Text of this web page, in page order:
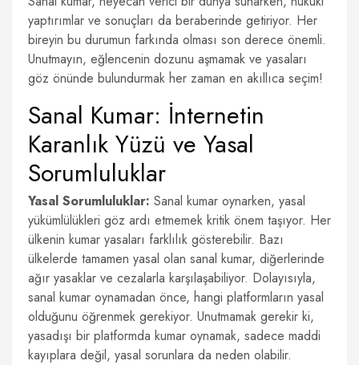
yaptırımlar ve sonuçları da beraberinde getiriyor. Her
bireyin bu durumun farkında olması son derece önemli.
Unutmayın, eğlencenin dozunu aşmamak ve yasaları
göz önünde bulundurmak her zaman en akıllıca seçim!
Sanal Kumar: İnternetin
Karanlık Yüzü ve Yasal
Sorumluluklar
Yasal Sorumluluklar: Sanal kumar oynarken, yasal
yükümlülükleri göz ardı etmemek kritik önem taşıyor. Her
ülkenin kumar yasaları farklılık gösterebilir. Bazı
ülkelerde tamamen yasal olan sanal kumar, diğerlerinde
ağır yasaklar ve cezalarla karşılaşabiliyor. Dolayısıyla,
sanal kumar oynamadan önce, hangi platformların yasal
olduğunu öğrenmek gerekiyor. Unutmamak gerekir ki,
yasadışı bir platformda kumar oynamak, sadece maddi
kayıplara değil, yasal sorunlara da neden olabilir.